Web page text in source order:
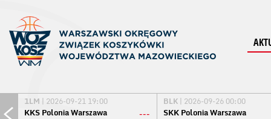
1LM | 2026-09-21 19:00
KKS Polonia Warszawa
---
BLK | 2026-09-26 00:00
SKK Polonia Warszawa